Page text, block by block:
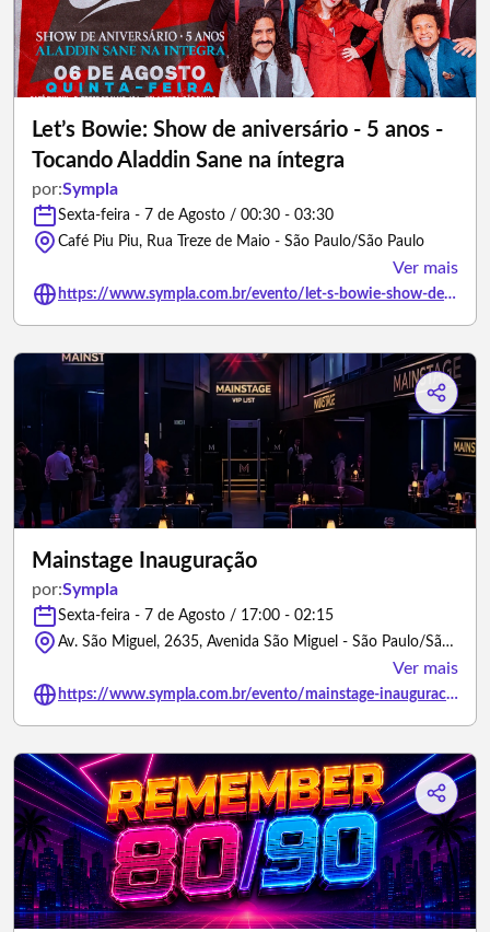
Let’s Bowie: Show de aniversário - 5 anos -
Tocando Aladdin Sane na íntegra
por:Sympla
Sexta-feira - 7 de Agosto / 00:30 - 03:30
Café Piu Piu, Rua Treze de Maio - São Paulo/São Paulo
Ver mais
https://www.sympla.com.br/evento/let-s-bowie-show-de-aniversario-5-anos-tocando-aladdin-sane-na-integra/3478985
Mainstage Inauguração
por:Sympla
Sexta-feira - 7 de Agosto / 17:00 - 02:15
Av. São Miguel, 2635, Avenida São Miguel - São Paulo/São Paulo
Ver mais
https://www.sympla.com.br/evento/mainstage-inauguracao/3501579